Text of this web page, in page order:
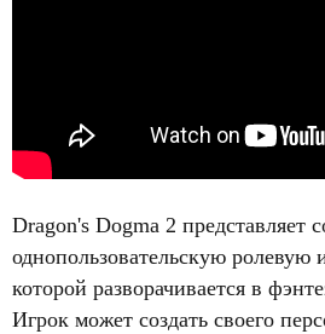
Dragon's Dogma 2 представляет
однопользовательскую ролевую
которой разворачивается в
Игрок может создать своего